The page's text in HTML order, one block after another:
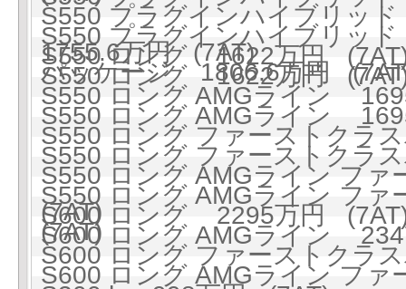
S550 プラグインハイブリッ
1755.6万円 (7AT)
S550 プラグインハイブリッ
パッケージ 1806.6万円
S550 ロング 1622万円
S550 ロング 1622万円
S550 ロング AMGライン
S550 ロング AMGライン
S550 ロング ファーストク
S550 ロング ファーストク
S550 ロング AMGライン フ
(7AT)
S550 ロング AMGライン フ
(7AT)
S600 ロング 2295万円
S600 ロング AMGライン
S600 ロング ファーストク
S600 ロング AMGライン フ